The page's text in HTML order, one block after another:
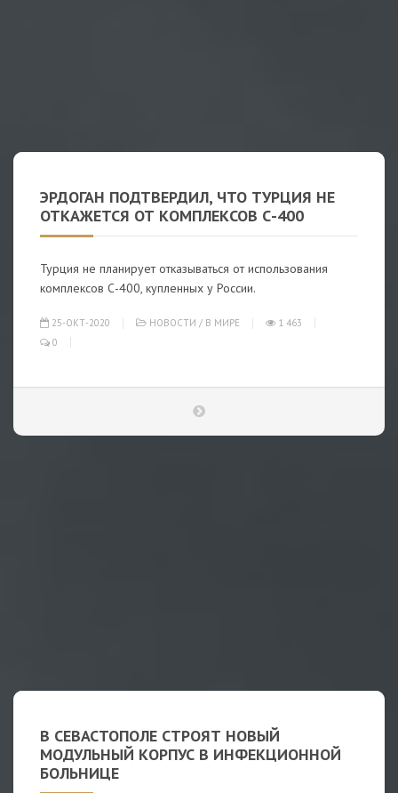
ЭРДОГАН ПОДТВЕРДИЛ, ЧТО ТУРЦИЯ НЕ
ОТКАЖЕТСЯ ОТ КОМПЛЕКСОВ С-400
Турция не планирует отказываться от использования
комплексов С-400, купленных у России.
25-ОКТ-2020 НОВОСТИ / В МИРЕ
1 463
0
В СЕВАСТОПОЛЕ СТРОЯТ НОВЫЙ
МОДУЛЬНЫЙ КОРПУС В ИНФЕКЦИОННОЙ
БОЛЬНИЦЕ